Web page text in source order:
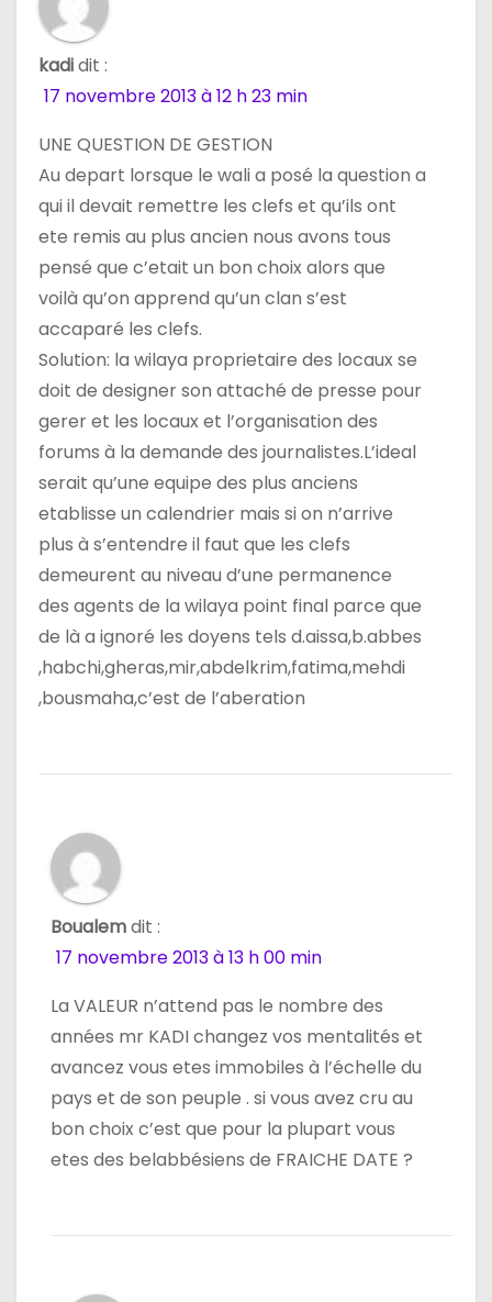
d
e
a
r
t
c
e
kadidit :
17 novembre 2013 à 12 h 23 min
UNE QUESTION DE GESTION
Au depart lorsque le wali a posé la question a
qui il devait remettre les clefs et qu’ils ont
ete remis au plus ancien nous avons tous
pensé que c’etait un bon choix alors que
voilà qu’on apprend qu’un clan s’est
accaparé les clefs.
Solution: la wilaya proprietaire des locaux se
doit de designer son attaché de presse pour
gerer et les locaux et l’organisation des
forums à la demande des journalistes.L’ideal
serait qu’une equipe des plus anciens
etablisse un calendrier mais si on n’arrive
plus à s’entendre il faut que les clefs
demeurent au niveau d’une permanence
des agents de la wilaya point final parce que
de là a ignoré les doyens tels d.aissa,b.abbes
,habchi,gheras,mir,abdelkrim,fatima,mehdi
,bousmaha,c’est de l’aberation
Boualemdit :
17 novembre 2013 à 13 h 00 min
La VALEUR n’attend pas le nombre des
années mr KADI changez vos mentalités et
avancez vous etes immobiles à l’échelle du
pays et de son peuple . si vous avez cru au
bon choix c’est que pour la plupart vous
etes des belabbésiens de FRAICHE DATE ?